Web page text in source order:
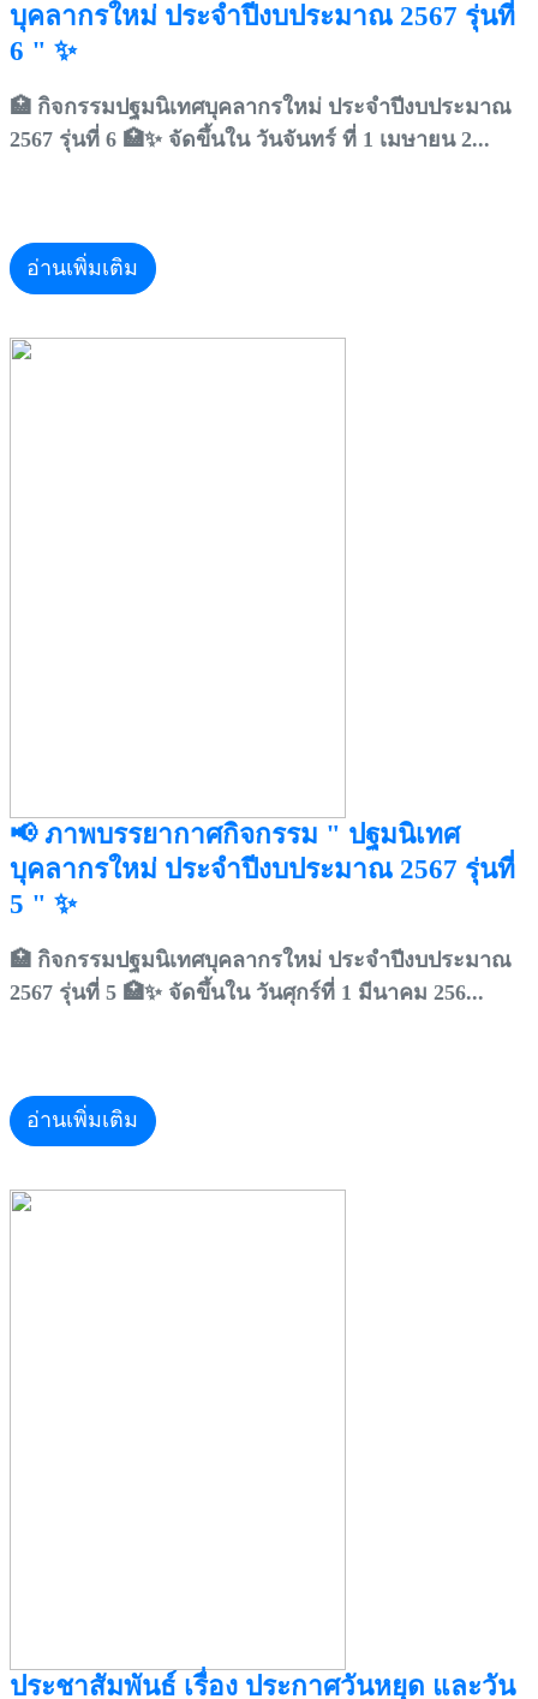
บุคลากรใหม่ ประจำปีงบประมาณ 2567 รุ่นที่
6 " ✨
🏥 กิจกรรมปฐมนิเทศบุคลากรใหม่ ประจำปีงบประมาณ
2567 รุ่นที่ 6 🏥✨ จัดขึ้นใน วันจันทร์ ที่ 1 เมษายน 2...
อ่านเพิ่มเติม
📢 ภาพบรรยากาศกิจกรรม " ปฐมนิเทศ
บุคลากรใหม่ ประจำปีงบประมาณ 2567 รุ่นที่
5 " ✨
🏥 กิจกรรมปฐมนิเทศบุคลากรใหม่ ประจำปีงบประมาณ
2567 รุ่นที่ 5 🏥✨ จัดขึ้นใน วันศุกร์ที่ 1 มีนาคม 256...
อ่านเพิ่มเติม
ประชาสัมพันธ์ เรื่อง ประกาศวันหยุด และวัน